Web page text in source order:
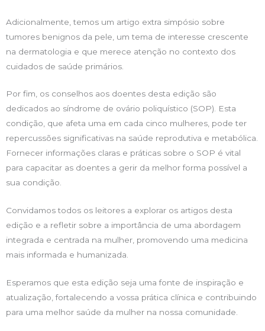
Adicionalmente, temos um artigo extra simpósio sobre
tumores benignos da pele, um tema de interesse crescente
na dermatologia e que merece atenção no contexto dos
cuidados de saúde primários.
Por fim, os conselhos aos doentes desta edição são
dedicados ao síndrome de ovário poliquístico (SOP). Esta
condição, que afeta uma em cada cinco mulheres, pode ter
repercussões significativas na saúde reprodutiva e metabólica.
Fornecer informações claras e práticas sobre o SOP é vital
para capacitar as doentes a gerir da melhor forma possível a
sua condição.
Convidamos todos os leitores a explorar os artigos desta
edição e a refletir sobre a importância de uma abordagem
integrada e centrada na mulher, promovendo uma medicina
mais informada e humanizada.
Esperamos que esta edição seja uma fonte de inspiração e
atualização, fortalecendo a vossa prática clínica e contribuindo
para uma melhor saúde da mulher na nossa comunidade.